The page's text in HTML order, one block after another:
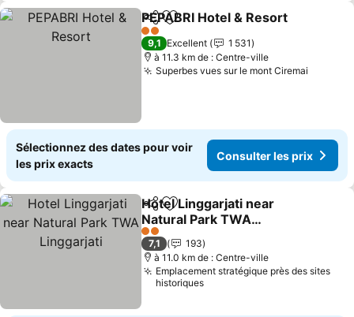
PartagerAjouter à mes favoris
PEPABRI Hotel & Resort
2 Étoiles
9,1 Excellent
1 531
à 11.3 km de : Centre-ville
Superbes vues sur le mont Ciremai
Sélectionnez des dates pour voir
les prix exacts
Consulter les prix
PartagerAjouter à mes favoris
Hotel Linggarjati near
Natural Park TWA
Linggarjati
Consulter les prix
2 Étoiles
7,1
193
à 11.0 km de : Centre-ville
Emplacement stratégique près des sites
historiques